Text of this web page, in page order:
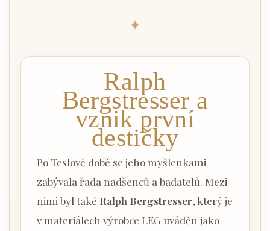
✦
Ralph
Bergstresser a
vznik první
destičky
Po Teslově době se jeho myšlenkami
zabývala řada nadšenců a badatelů. Mezi
nimi byl také Ralph Bergstresser, který je
v materiálech výrobce LEG uváděn jako